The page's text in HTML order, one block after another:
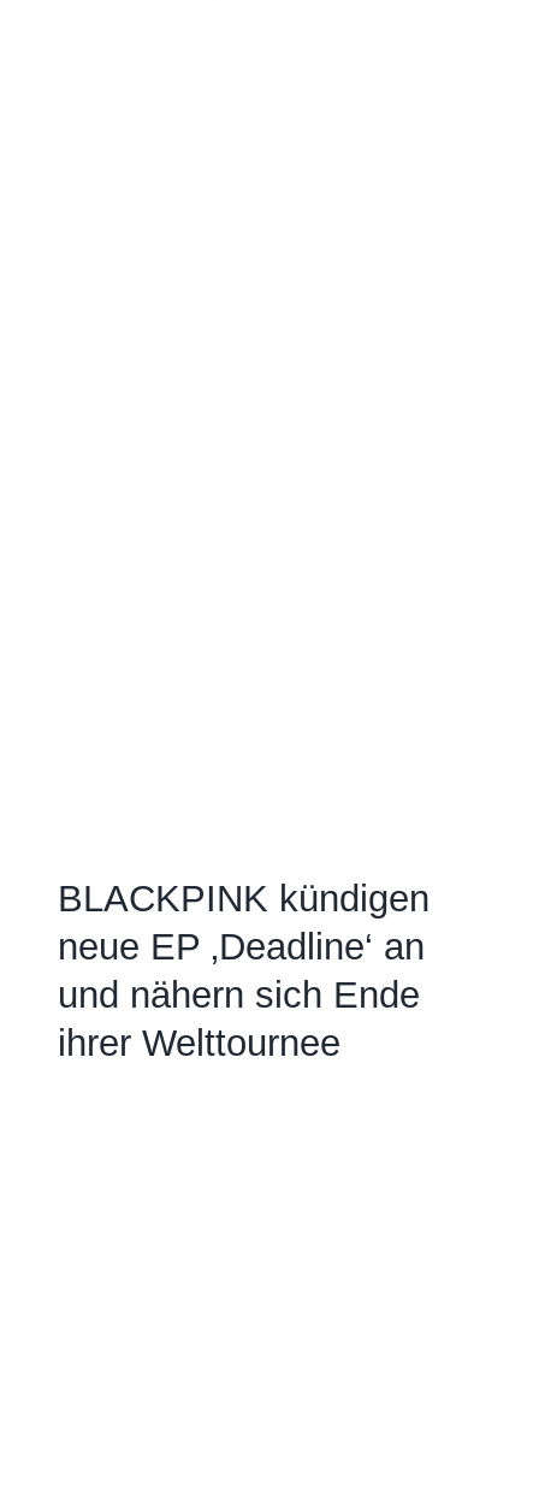
BLACKPINK kündigen
neue EP ‚Deadline‘ an
und nähern sich Ende
ihrer Welttournee